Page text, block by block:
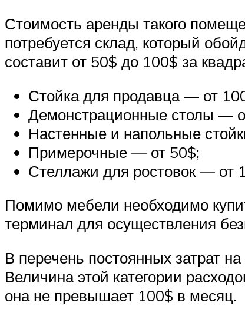
Стоимость аренды такого
потребуется склад, который
составит от 50$ до 100$ за
Стойка для продавца — от
Демонстрационные столы —
Настенные и напольные
Примерочные — от 50$;
Стеллажи для ростовок — от
Помимо мебели необходимо
терминал для осуществления
В перечень постоянных затрат
Величина этой категории
она не превышает 100$ в месяц.